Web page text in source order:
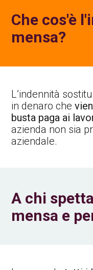
Che cos'è
mensa?
L’indennità
in denaro che
busta paga ai
azienda non sia
aziendale.
A chi
mensa e